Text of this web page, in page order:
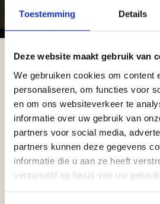
Toestemming Details
Deze website maakt gebruik van
We gebruiken cookies om content
personaliseren, om functies voor
en om ons websiteverkeer te
informatie over uw gebruik van
partners voor social media,
partners kunnen deze gegevens
informatie die u aan ze heeft
verzameld op basis van uw
Vrijblijvend
Geen probleem, wij
tuin en onze medewerkers
graag!
Aangepaste
vakantieperiode
Waardenburg en Vego
de vakantieperiode
zaterdag. Bekijk de
actuele openingstijden.